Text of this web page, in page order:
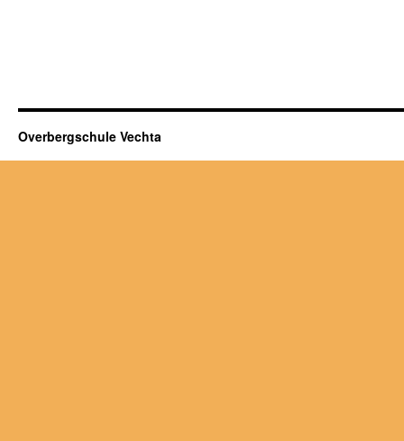
Overbergschule Vechta